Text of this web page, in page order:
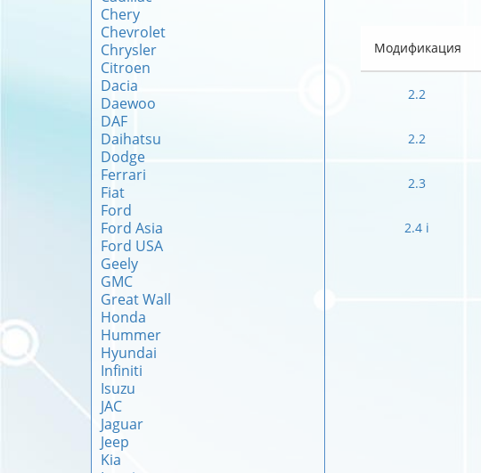
Chery
Chevrolet
Chrysler
Citroen
Dacia
Daewoo
DAF
Daihatsu
Dodge
Ferrari
Fiat
Ford
Ford Asia
Ford USA
Geely
GMC
Great Wall
Honda
Hummer
Hyundai
Infiniti
Isuzu
JAC
Jaguar
Jeep
Kia
Модификация
2.2
2.2
2.3
2.4 i